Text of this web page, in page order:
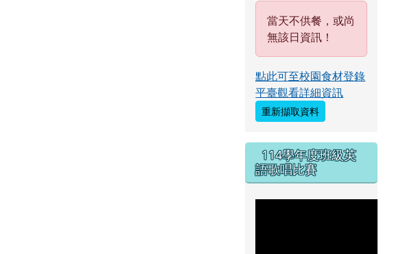
當天不供餐，或尚
無該日資訊！
點此可至校園食材登錄
平臺觀看詳細資訊
重新擷取資料
114學年度班級英
語歌唱比賽